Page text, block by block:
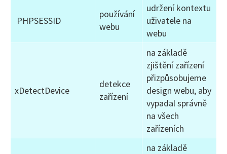
PHPSESSID
používání
webu
udržení kontextu
uživatele na
webu
xDetectDevice
detekce
zařízení
na základě
zjištění zařízení
přizpůsobujeme
design webu, aby
vypadal správně
na všech
zařízeních
na základě